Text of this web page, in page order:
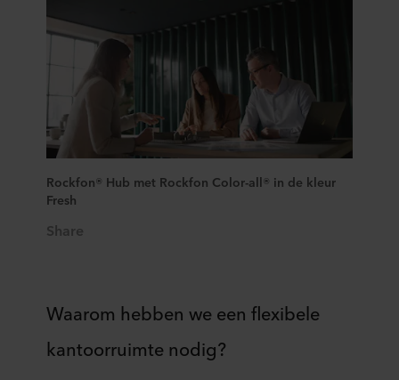
Rockfon® Hub met Rockfon Color-all® in de kleur
Fresh
Share
Waarom hebben we een flexibele
kantoorruimte nodig?